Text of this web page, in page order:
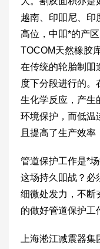
越南、印吅尼、印
高位，中吅*的产
TOCOM天然橡胶
在传统的轮胎制吅
度下分段进行的。
生化学反应，产生
环境保护，而低温
且提高了生产效率
管道保护工作是*
这场持久吅战？必
细微处发力，不断
的做好管道保护工
上海淞江减震器